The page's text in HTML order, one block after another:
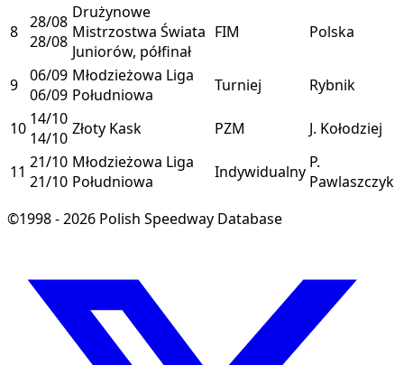
8 28/08
28/08
Drużynowe
Mistrzostwa Świata
Juniorów, półfinał
FIM Polska
9 06/09
06/09
Młodzieżowa Liga
Południowa
Turniej Rybnik
10 14/10
14/10 Złoty Kask PZM J. Kołodziej
11 21/10
21/10
Młodzieżowa Liga
Południowa
Indywidualny P.
Pawlaszczyk
©1998 - 2026 Polish Speedway Database